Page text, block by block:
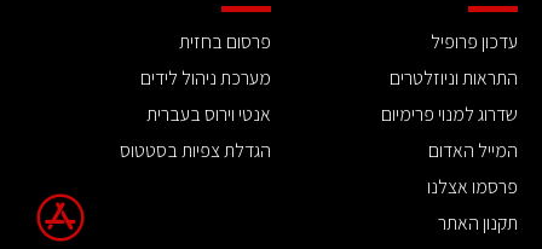
עדכון פרופיל
התראות וניוזלטרים
שדרוג למנוי פרימיום
המייל האדום
פרסמו אצלנו
תקנון האתר
פרסום בחזית
מערכת ניהול לידים
אנטי וירוס בעברית
הגדלת צפיות בסטטוס